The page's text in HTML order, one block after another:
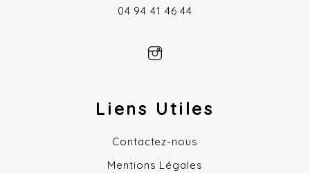
04 94 41 46 44
Liens Utiles
Contactez-nous
Mentions Légales